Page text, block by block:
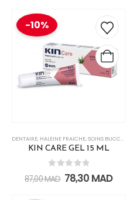
-10%
DENTAIRE, HALEINE FRAICHE,SOINS BUCCO-DENTAIRES
KIN CARE GEL 15 ML
out of 5
87,00MAD 78,30 MAD